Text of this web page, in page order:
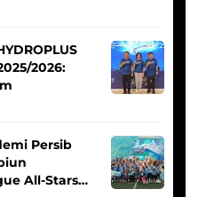
2026:
Persib
All-Stars